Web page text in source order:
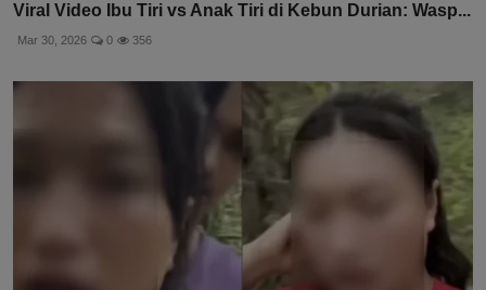
Viral Video Ibu Tiri vs Anak Tiri di Kebun Durian: Wasp...
Mar 30, 2026 0 356